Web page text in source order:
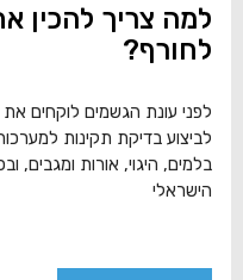
למה צריך להכין
לחורף?
לפני עונת הגשמים לוקחים
לביצוע בדיקת תקינות
בלמים, היגוי, אורות ומגבים,
הישראלי